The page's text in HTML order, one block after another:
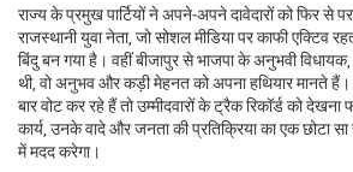
राज्य के प्रमुख पार्टियों ने अपने‑अपने दावेदारों को फिर से
राजस्थानी युवा नेता, जो सोशल मीडिया पर काफी एक्टिव
बिंदु बन गया है। वहीं बीजापुर से भाजपा के अनुभवी
थी, वो अनुभव और कड़ी मेहनत को अपना हथियार मानते
बार वोट कर रहे हैं तो उम्मीदवारों के ट्रैक रिकॉर्ड को
कार्य, उनके वादे और जनता की प्रतिक्रिया का एक छोटा
में मदद करेगा।